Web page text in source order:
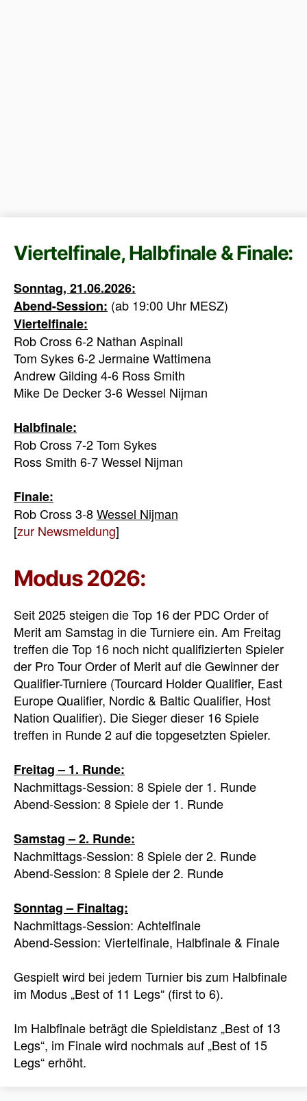
Viertelfinale, Halbfinale & Finale:
Sonntag, 21.06.2026:
Abend-Session: (ab 19:00 Uhr MESZ)
Viertelfinale:
Rob Cross 6-2 Nathan Aspinall
Tom Sykes 6-2 Jermaine Wattimena
Andrew Gilding 4-6 Ross Smith
Mike De Decker 3-6 Wessel Nijman
Halbfinale:
Rob Cross 7-2 Tom Sykes
Ross Smith 6-7 Wessel Nijman
Finale:
Rob Cross 3-8Wessel Nijman
[zur Newsmeldung]
Modus 2026:
Seit 2025 steigen die Top 16 der PDC Order of
Merit am Samstag in die Turniere ein. Am Freitag
treffen die Top 16 noch nicht qualifizierten Spieler
der Pro Tour Order of Merit auf die Gewinner der
Qualifier-Turniere (Tourcard Holder Qualifier, East
Europe Qualifier, Nordic & Baltic Qualifier, Host
Nation Qualifier). Die Sieger dieser 16 Spiele
treffen in Runde 2 auf die topgesetzten Spieler.
Freitag – 1. Runde:
Nachmittags-Session: 8 Spiele der 1. Runde
Abend-Session: 8 Spiele der 1. Runde
Samstag – 2. Runde:
Nachmittags-Session: 8 Spiele der 2. Runde
Abend-Session: 8 Spiele der 2. Runde
Sonntag – Finaltag:
Nachmittags-Session: Achtelfinale
Abend-Session: Viertelfinale, Halbfinale & Finale
Gespielt wird bei jedem Turnier bis zum Halbfinale
im Modus „Best of 11 Legs“ (first to 6).
Im Halbfinale beträgt die Spieldistanz „Best of 13
Legs“, im Finale wird nochmals auf „Best of 15
Legs“ erhöht.